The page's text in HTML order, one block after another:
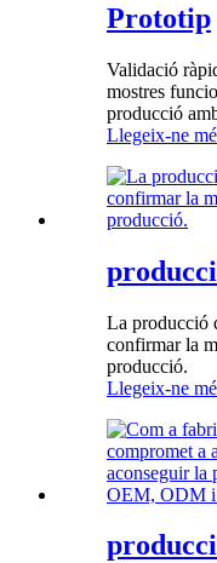
Prototip
Validació
mostres
producció
Llegeix-ne
La producció
confirmar la
producció.
Llegeix-ne